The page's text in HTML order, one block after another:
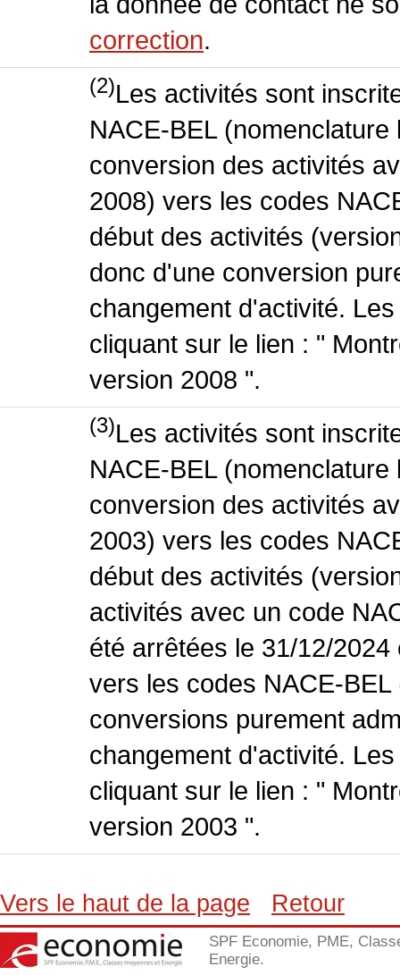
correction.
(2)Les activités sont
NACE-BEL
conversion des activités
2008) vers les codes
début des activités
donc d'une conversion
changement d'activité.
cliquant sur le lien : "
version 2008 ".
(3)Les activités sont
NACE-BEL
conversion des activités
2003) vers les codes
début des activités
activités avec un code
été arrêtées le 31/12/
vers les codes NACE-
conversions purement
changement d'activité.
cliquant sur le lien : "
version 2003 ".
Vers le haut de la page Retour
SPF Economie, PME,
Energie.